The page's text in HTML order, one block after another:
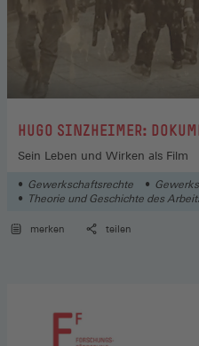
:HUGO SINZHEIMER:
Sein Leben und Wirken als Film
Gewerkschaftsrechte
Theorie und Geschichte des
merken teilen